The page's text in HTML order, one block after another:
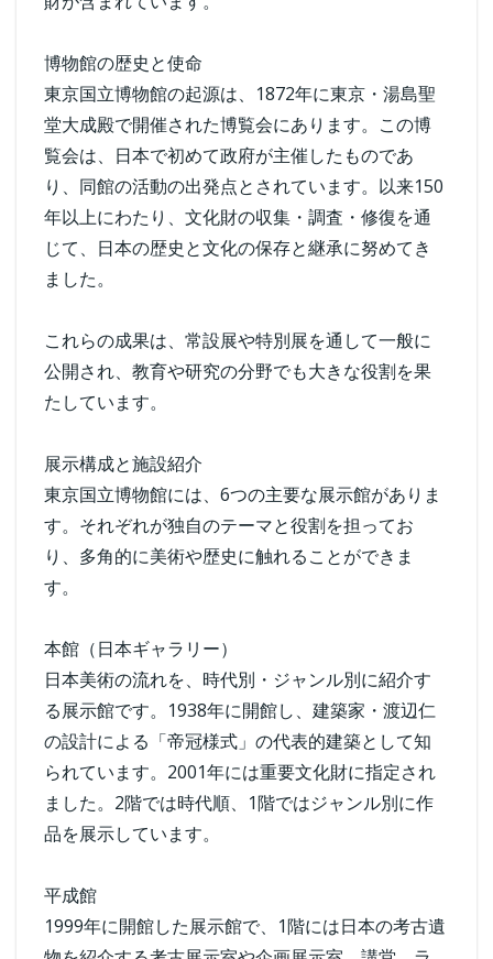
博物館の歴史と使命
東京国立博物館の起源は、1872年に東京・湯島聖
堂大成殿で開催された博覧会にあります。この博
覧会は、日本で初めて政府が主催したものであ
り、同館の活動の出発点とされています。以来150
年以上にわたり、文化財の収集・調査・修復を通
じて、日本の歴史と文化の保存と継承に努めてき
ました。
これらの成果は、常設展や特別展を通して一般に
公開され、教育や研究の分野でも大きな役割を果
たしています。
展示構成と施設紹介
東京国立博物館には、6つの主要な展示館がありま
す。それぞれが独自のテーマと役割を担ってお
り、多角的に美術や歴史に触れることができま
す。
本館（日本ギャラリー）
日本美術の流れを、時代別・ジャンル別に紹介す
る展示館です。1938年に開館し、建築家・渡辺仁
の設計による「帝冠様式」の代表的建築として知
られています。2001年には重要文化財に指定され
ました。2階では時代順、1階ではジャンル別に作
品を展示しています。
平成館
1999年に開館した展示館で、1階には日本の考古遺